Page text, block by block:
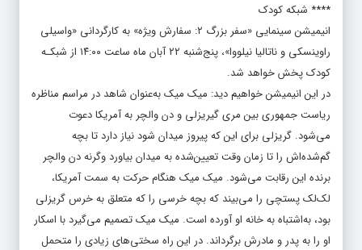
**** شبکه کودک
انیمیشن سینمایی «سفر بزرگ ۲: سفارش ویژه» به کارگردانی «واسیلی
راوینسکی و ناتالیا نیلووا»، پنج‌شنبه ۲۲ آبان ماه ساعت ۱۴:۰۰ از شبکـه
کودک پخش خواهد شد.
در این انیمیشن خواهیم دید: میک میک به‌عنوان شاهد در مراسم مناظره
ریاست جمهوری بین مری گیریزلی و دن والچر به آمریکا دعوت
می‌شود. گریزلی برای این که پیروز میدان شود نیاز دارد تا بچه
گم‌شده‌اش را تا زمان وقت تعیین‌شده به میدان بیاورد وگرنه دن والچر
برنده این رقابت می‌شود. میک میک هنگام حرکت به سمت آمریکا،
لک‌لک پستچی را می‌بیند که بچه خرسی را که متعلق به خرس گریزلی
بود، به‌اشتباه به خانه او آورده است. میک میک تصمیم می‌گیرد با اسکار
او را به پدر و مادرش برگرداند. در این راه سختی‌های زیادی را متحمل